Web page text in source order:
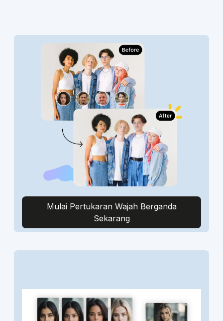
Mulai Pertukaran Wajah Berganda
Sekarang